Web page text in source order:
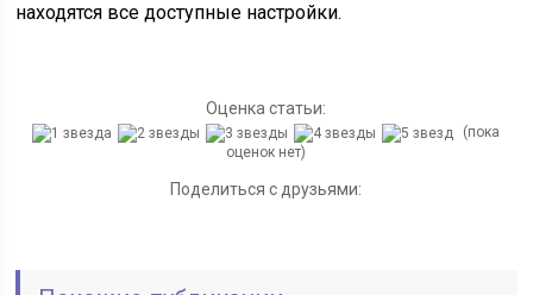
находятся все доступные настройки.
Оценка статьи:
(пока
оценок нет)
Поделиться с друзьями: